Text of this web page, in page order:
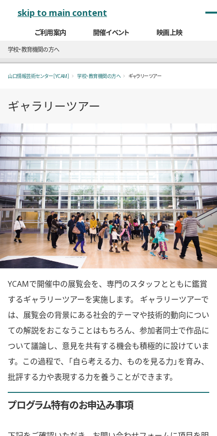
skip to main content
ご利用案内 開催イベント 映画上映
学校・教育機関の方へ
山口情報芸術センター［YCAM］ 学校・教育機関の方へ ギャラリーツアー
ギャラリーツアー
YCAMで開催中の展覧会を、専門のスタッフとともに鑑賞
するギャラリーツアーを実施します。 ギャラリーツアーで
は、展覧会の背景にある社会的テーマや技術的動向につい
ての解説をおこなうことはもちろん、参加者同士で作品に
ついて議論し、意見を共有する機会も積極的に設けていま
す。この過程で、「自ら考える力、ものを見る力」を育み、
批評する力や表現する力を養うことができます。
プログラム特有のお申込み事項